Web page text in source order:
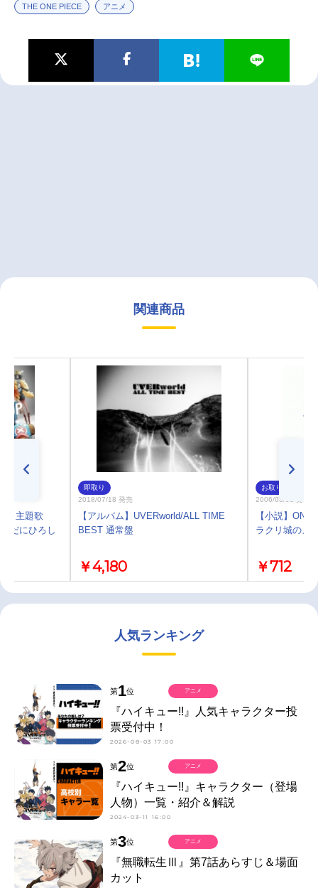
THE ONE PIECE アニメ
関連商品
主題歌
だにひろし
即取り
2018/07/18 発売
【アルバム】UVERworld/ALL TIME
BEST 通常盤
￥4,180
お取り寄せ
2006/03/06 発売
【小説】
ラクリ城のメ
￥712
人気ランキング
第1位
『ハイキュー!!』人気キャラクター投
票受付中！
2026-08-03 17:00
アニメ
第2位
『ハイキュー!!』キャラクター（登場
人物）一覧・紹介＆解説
2024-03-11 16:00
アニメ
第3位
『無職転生Ⅲ』第7話あらすじ＆場面
カット
アニメ